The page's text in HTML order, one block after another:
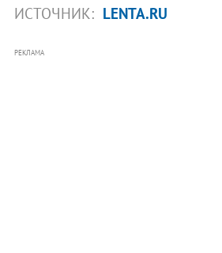
ИСТОЧНИК: LENTA.RU
РЕКЛАМА